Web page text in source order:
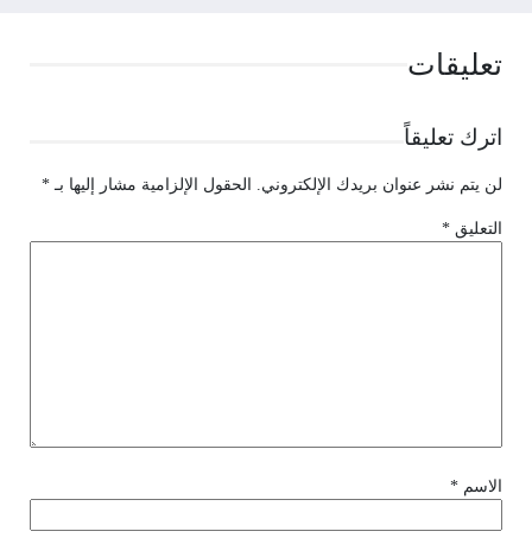
تعليقات
اترك تعليقاً
لن يتم نشر عنوان بريدك الإلكتروني. الحقول الإلزامية مشار إليها بـ *
التعليق *
الاسم *